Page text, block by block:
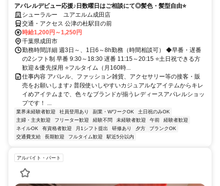
アパレルデビュー応援♪日数曜日はご相談にて◎髪色・髪型自由⭐
シューラルー ユアエルム成田店
交通・アクセス 公津の杜駅目の前
時給1,200円～1,250円
千葉県成田市
勤務時間詳細 週3日～、1日6～8h勤務（時間相談可） ◆早番・遅番
の2シフト制 早番 9:30～18:30 遅番 11:15～20:15 ⭐土日祝できる方
歓迎＆優先採用 ⭐フルタイム（月160時...
仕事内容 アパレル、ファッション雑貨、アクセサリー等の接客・販
売をお願いします♪ 普段使いしやすいカジュアルなアイテムからキレ
イめアイテムまで、色々なブランドが揃うレディースアパレルショッ
プです！ ...
業界未経験者歓迎 社員登用あり 副業・WワークOK
土日祝のみOK
主婦・主夫歓迎
フリーター歓迎 経験不問 未経験者歓迎 午前
経験者歓迎
ネイルOK
有資格者歓迎 月1シフト提出 研修あり 夕方
ブランクOK
交通費支給
長期歓迎 フルタイム歓迎 駅近5分以内
アルバイト・パート